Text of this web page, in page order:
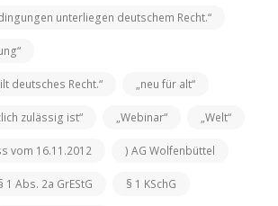
unterliegen deutschem Recht.“
deutsches Recht.“ „neu für alt“
zulässig ist“ „Webinar“ „Welt“
vom 16.11.2012 ) AG Wolfenbüttel
1 Abs. 2a GrEStG § 1 KSchG